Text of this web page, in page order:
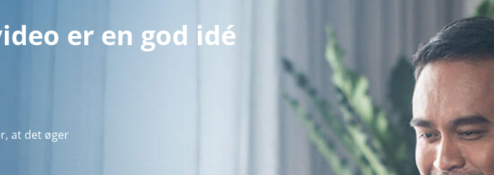
er en god idé
at det øger